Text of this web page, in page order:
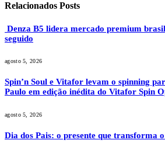
Relacionados Posts
Denza B5 lidera mercado premium
seguido
agosto 5, 2026
Spin’n Soul e Vitafor levam o spinning
Paulo em edição inédita do Vitafor Spin
agosto 5, 2026
Dia dos Pais: o presente que transforma